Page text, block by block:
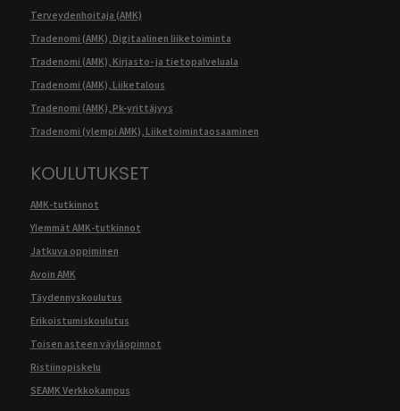
Terveydenhoitaja (AMK)
Tradenomi (AMK), Digitaalinen liiketoiminta
Tradenomi (AMK), Kirjasto- ja tietopalveluala
Tradenomi (AMK), Liiketalous
Tradenomi (AMK), Pk-yrittäjyys
Tradenomi (ylempi AMK), Liiketoimintaosaaminen
KOULUTUKSET
AMK-tutkinnot
Ylemmät AMK-tutkinnot
Jatkuva oppiminen
Avoin AMK
Täydennyskoulutus
Erikoistumiskoulutus
Toisen asteen väyläopinnot
Ristiinopiskelu
SEAMK Verkkokampus